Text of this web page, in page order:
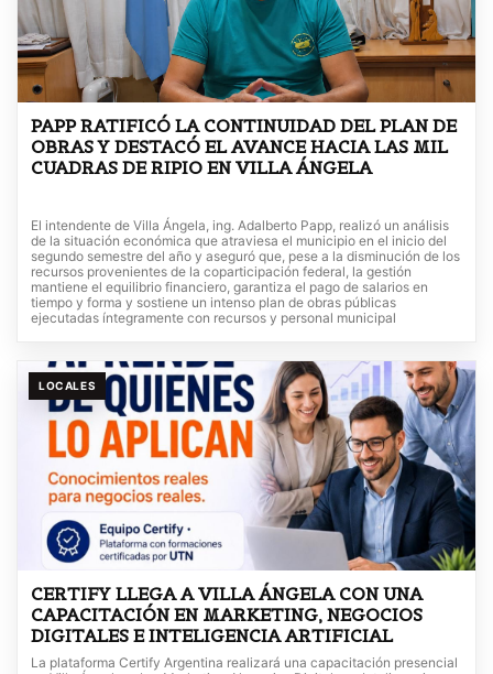
PAPP RATIFICÓ LA CONTINUIDAD DEL PLAN DE
OBRAS Y DESTACÓ EL AVANCE HACIA LAS MIL
CUADRAS DE RIPIO EN VILLA ÁNGELA
El intendente de Villa Ángela, ing. Adalberto Papp, realizó un análisis
de la situación económica que atraviesa el municipio en el inicio del
segundo semestre del año y aseguró que, pese a la disminución de los
recursos provenientes de la coparticipación federal, la gestión
mantiene el equilibrio financiero, garantiza el pago de salarios en
tiempo y forma y sostiene un intenso plan de obras públicas
ejecutadas íntegramente con recursos y personal municipal
LOCALES
CERTIFY LLEGA A VILLA ÁNGELA CON UNA
CAPACITACIÓN EN MARKETING, NEGOCIOS
DIGITALES E INTELIGENCIA ARTIFICIAL
La plataforma Certify Argentina realizará una capacitación presencial